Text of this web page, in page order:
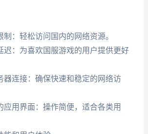
制：轻松访问国内的网络资源。
迟：为喜欢国服游戏的用户提供更好
器连接：确保快速和稳定的网络访
应用界面：操作简便，适合各类用